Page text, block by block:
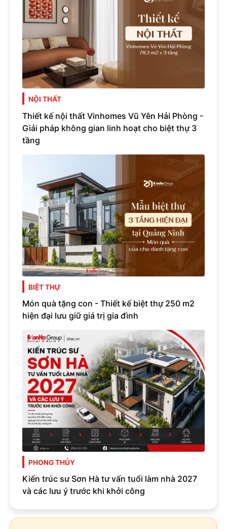
NỘI THẤT
Thiết kế nội thất Vinhomes Vũ Yên Hải Phòng -
Giải pháp không gian linh hoạt cho biệt thự 3
tầng
BIỆT THỰ
Món quà tặng con - Thiết kế biệt thự 250 m2
hiện đại lưu giữ giá trị gia đình
PHONG THỦY
Kiến trúc sư Sơn Hà tư vấn tuổi làm nhà 2027
và các lưu ý trước khi khởi công